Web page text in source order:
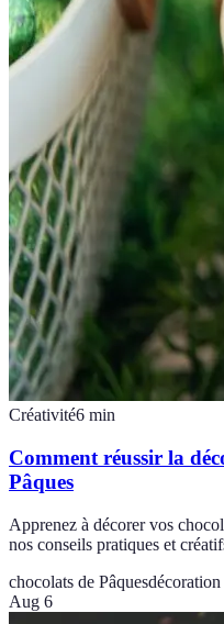
Créativité6 min
Comment réussir la
Pâques
Apprenez à décorer vos
nos conseils pratiques et
chocolats de Pâques
Aug 6